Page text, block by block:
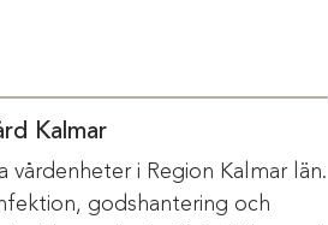
Kalmar
i Region Kalmar län.
godshantering och